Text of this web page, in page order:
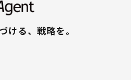
ける、戦略を。